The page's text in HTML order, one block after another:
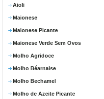
Aioli
Maionese
Maionese Picante
Maionese Verde Sem Ovos
Molho Agridoce
Molho Béarnaise
Molho Bechamel
Molho de Azeite Picante